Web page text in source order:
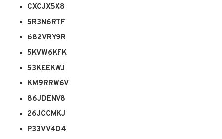
CXCJX5X8
5R3N6RTF
682VRY9R
5KVW6KFK
53KEEKWJ
KM9RRW6V
86JDENV8
26JCCMKJ
P33VV4D4